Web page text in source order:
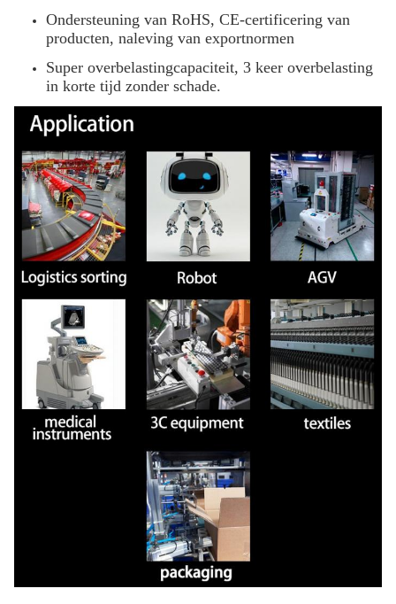
Ondersteuning van RoHS, CE-certificering van
producten, naleving van exportnormen
Super overbelastingcapaciteit, 3 keer overbelasting
in korte tijd zonder schade.